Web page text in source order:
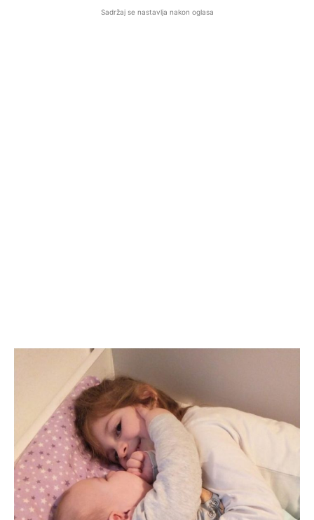
Sadržaj se nastavlja nakon oglasa